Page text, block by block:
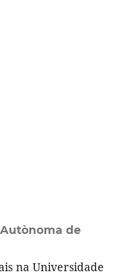
de
na Universidade